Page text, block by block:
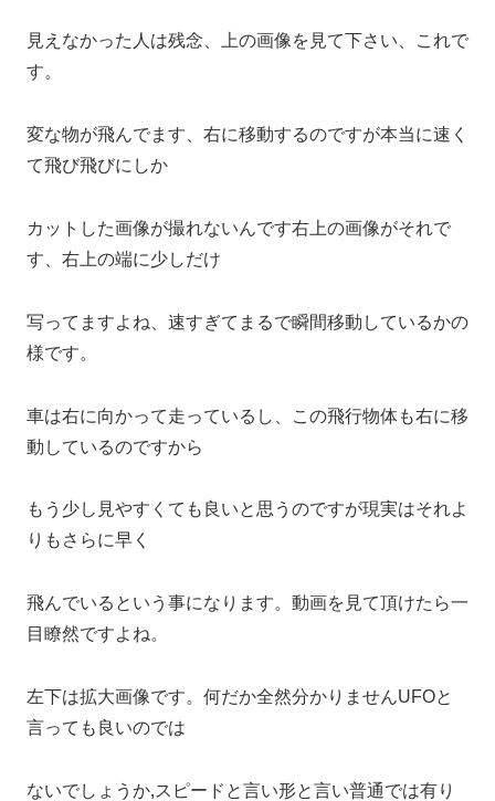
見えなかった人は残念、上の画像を見て下さい、これで
す。
変な物が飛んでます、右に移動するのですが本当に速く
て飛び飛びにしか
カットした画像が撮れないんです右上の画像がそれで
す、右上の端に少しだけ
写ってますよね、速すぎてまるで瞬間移動しているかの
様です。
車は右に向かって走っているし、この飛行物体も右に移
動しているのですから
もう少し見やすくても良いと思うのですが現実はそれよ
りもさらに早く
飛んでいるという事になります。動画を見て頂けたら一
目瞭然ですよね。
左下は拡大画像です。何だか全然分かりませんUFOと
言っても良いのでは
ないでしょうか,スピードと言い形と言い普通では有り